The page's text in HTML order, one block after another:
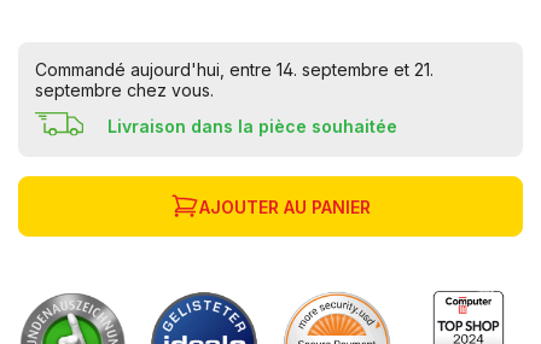
Commandé aujourd'hui, entre 14. septembre et 21.
septembre chez vous.
Livraison dans la pièce souhaitée
AJOUTER AU PANIER